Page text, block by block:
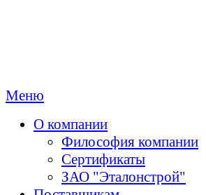
Меню
О компании
Философия компании
Сертификаты
ЗАО "Эталонстрой"